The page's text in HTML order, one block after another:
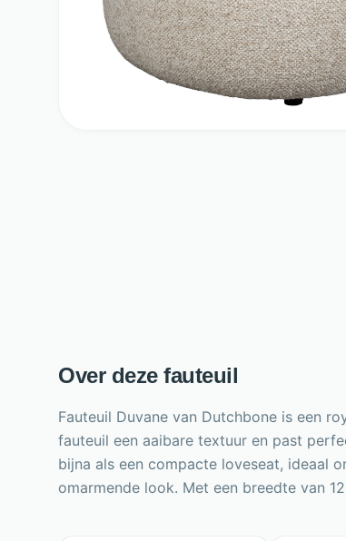
Over deze fauteuil
Fauteuil Duvane van Dutchbone is een
fauteuil een aaibare textuur en past
bijna als een compacte loveseat, ideaal
omarmende look. Met een breedte van